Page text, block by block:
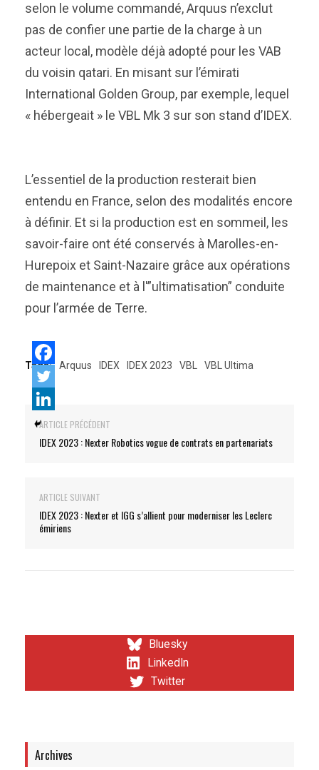
selon le volume commandé, Arquus n’exclut
pas de confier une partie de la charge à un
acteur local, modèle déjà adopté pour les VAB
du voisin qatari. En misant sur l’émirati
International Golden Group, par exemple, lequel
« hébergeait » le VBL Mk 3 sur son stand d’IDEX.
L’essentiel de la production resterait bien
entendu en France, selon des modalités encore
à définir. Et si la production est en sommeil, les
savoir-faire ont été conservés à Marolles-en-
Hurepoix et Saint-Nazaire grâce aux opérations
de maintenance et à l'”ultimatisation” conduite
pour l’armée de Terre.
Tags: Arquus IDEX IDEX 2023 VBL VBL Ultima
ARTICLE PRÉCÉDENT
IDEX 2023 : Nexter Robotics vogue de contrats en partenariats
ARTICLE SUIVANT
IDEX 2023 : Nexter et IGG s’allient pour moderniser les Leclerc
émiriens
Bluesky
LinkedIn
Twitter
Archives